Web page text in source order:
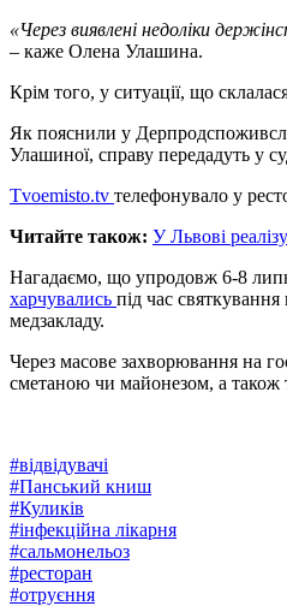
«Через виявлені недоліки
– каже Олена Улашина.
Крім того, у ситуації, що
Як пояснили у
Улашиної, справу передадуть у
Тvoemisto.tv телефонувало у
Читайте також: У Львові
Нагадаємо, що упродовж 6-8
харчувались під час
медзакладу.
Через масове захворювання на
сметаною чи майонезом, а також
#відвідувачі
#Панський книш
#Куликів
#інфекційна лікарня
#сальмонельоз
#ресторан
#отруєння